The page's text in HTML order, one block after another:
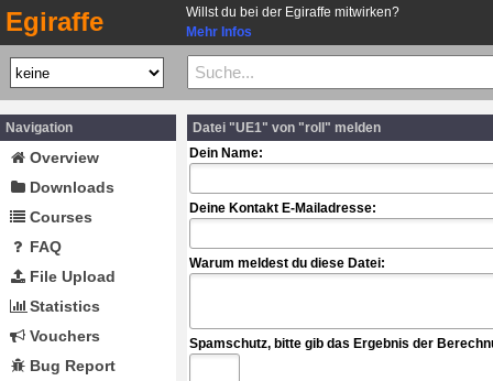
Egiraffe
Willst du bei der Egiraffe mitwirken?
Mehr Infos
Navigation
Overview
Downloads
Courses
FAQ
File Upload
Statistics
Vouchers
Bug Report
Datei "UE1" von "roll" melden
Dein Name:
Deine Kontakt E-Mailadresse:
Warum meldest du diese Datei:
Spamschutz, bitte gib das Ergebnis der